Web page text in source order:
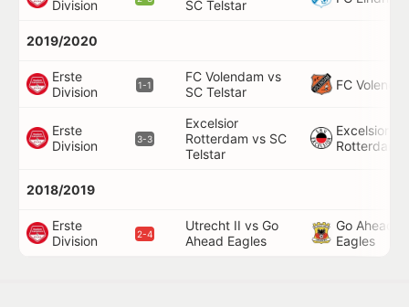
Division
SC Telstar
2019/2020
Erste
Division
1-1
FC Volendam vs
SC Telstar
FC
Erste
Division
3-3
Excelsior
Rotterdam vs SC
Telstar
Excelsior
Rotterdam
2018/2019
Erste
Division
2-4
Utrecht II vs Go
Ahead Eagles
Go Ahead
Eagles